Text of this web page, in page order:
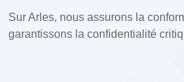
Sur Arles, nous assurons la
garantissons la confidentialité